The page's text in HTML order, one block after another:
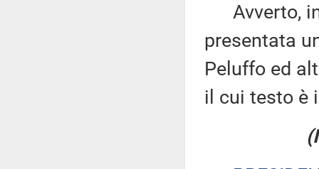
Avverto,
presentata
Peluffo ed
il cui testo è